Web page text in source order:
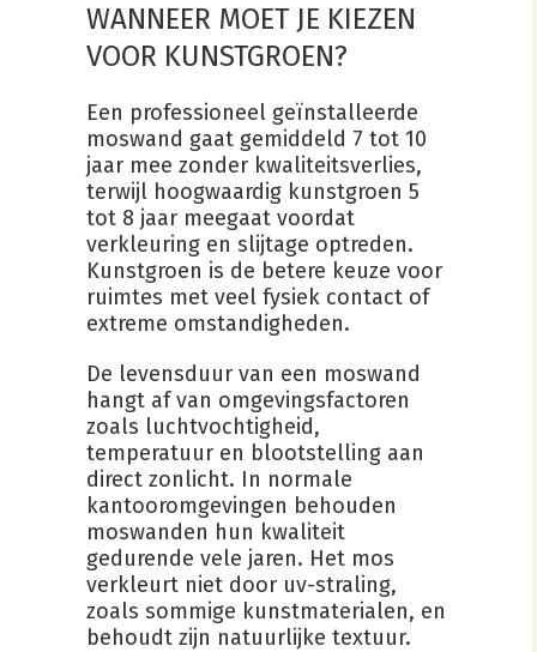
WANNEER MOET JE KIEZEN
VOOR KUNSTGROEN?
Een professioneel geïnstalleerde
moswand gaat gemiddeld 7 tot 10
jaar mee zonder kwaliteitsverlies,
terwijl hoogwaardig kunstgroen 5
tot 8 jaar meegaat voordat
verkleuring en slijtage optreden.
Kunstgroen is de betere keuze voor
ruimtes met veel fysiek contact of
extreme omstandigheden.
De levensduur van een moswand
hangt af van omgevingsfactoren
zoals luchtvochtigheid,
temperatuur en blootstelling aan
direct zonlicht. In normale
kantooromgevingen behouden
moswanden hun kwaliteit
gedurende vele jaren. Het mos
verkleurt niet door uv-straling,
zoals sommige kunstmaterialen, en
behoudt zijn natuurlijke textuur.